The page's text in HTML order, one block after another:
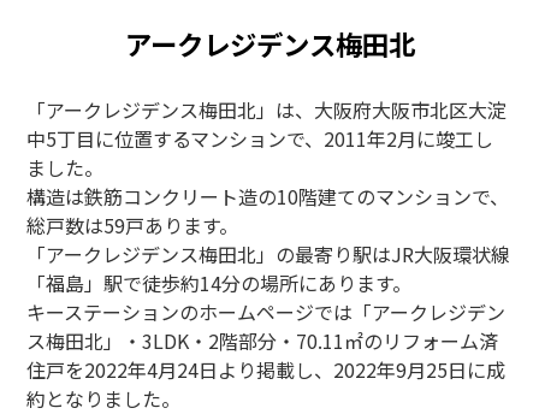
アークレジデンス梅田北
「アークレジデンス梅田北」は、大阪府大阪市北区大淀
中5丁目に位置するマンションで、2011年2月に竣工し
ました。
構造は鉄筋コンクリート造の10階建てのマンションで、
総戸数は59戸あります。
「アークレジデンス梅田北」 の最寄り駅はJR大阪環状線
「福島」駅で徒歩約14分の場所にあります。
キーステーションのホームページでは「アークレジデン
ス梅田北」・3LDK・ 2階部分・70.11㎡のリフォーム済
住戸を2022年4月24日より掲載し、2022年9月25日に成
約となりました。